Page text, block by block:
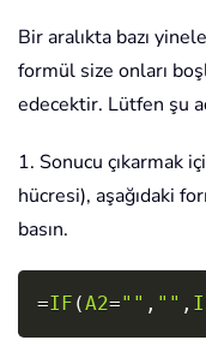
Bir aralıkta bazı
formül size onları
edecektir. Lütfen şu
1. Sonucu çıkarmak
hücresi), aşağıdaki
basın.
=IF (A2="" , "" ,